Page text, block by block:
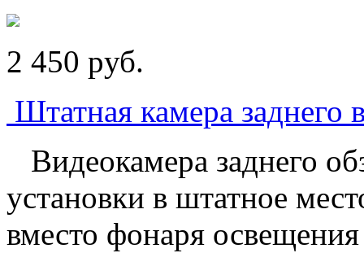
2 450 pуб.
Штатная камера заднего
Видеокамера заднего
установки в штатное
вместо фонаря